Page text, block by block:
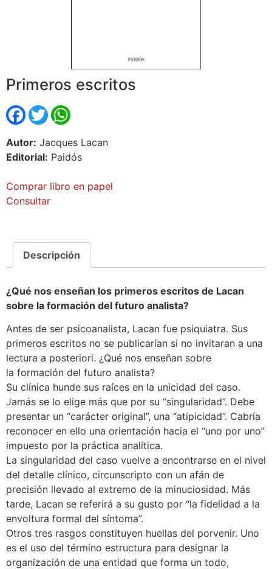
Primeros escritos
Facebook
Twitter
Autor: Jacques Lacan
Editorial: Paidós
Comprar libro en papel
Consultar
Descripción
¿Qué nos enseñan los primeros escritos de Lacan
sobre la formación del futuro analista?
Antes de ser psicoanalista, Lacan fue psiquiatra. Sus
primeros escritos no se publicarían si no invitaran a una
lectura a posteriori. ¿Qué nos enseñan sobre
la formación del futuro analista?
Su clínica hunde sus raíces en la unicidad del caso.
Jamás se lo elige más que por su “singularidad”. Debe
presentar un “carácter original”, una “atipicidad”. Cabría
reconocer en ello una orientación hacia el “uno por uno”
impuesto por la práctica analítica.
La singularidad del caso vuelve a encontrarse en el nivel
del detalle clínico, circunscripto con un afán de
precisión llevado al extremo de la minuciosidad. Más
tarde, Lacan se referirá a su gusto por “la fidelidad a la
envoltura formal del síntoma”.
Otros tres rasgos constituyen huellas del porvenir. Uno
es el uso del término estructura para designar la
organización de una entidad que forma un todo,